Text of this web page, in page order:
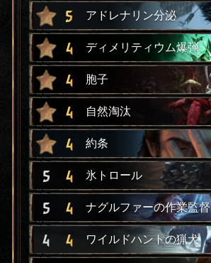
5 アドレナリン分泌
4 ディメリティウム爆弾
4 胞子
4 自然淘汰
4 約条
5 4 氷トロール
5 4 ナグルファーの作業監督
4 4 ワイルドハントの猟犬